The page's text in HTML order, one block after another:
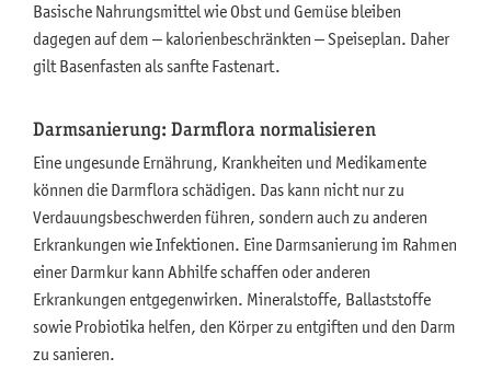
Basische Nahrungsmittel wie Obst und Gemüse bleiben
dagegen auf dem – kalorienbeschränkten – Speiseplan. Daher
gilt Basenfasten als sanfte Fastenart.
Darmsanierung: Darmflora normalisieren
Eine ungesunde Ernährung, Krankheiten und Medikamente
können die Darmflora schädigen. Das kann nicht nur zu
Verdauungsbeschwerden führen, sondern auch zu anderen
Erkrankungen wie Infektionen. Eine Darmsanierung im Rahmen
einer Darmkur kann Abhilfe schaffen oder anderen
Erkrankungen entgegenwirken. Mineralstoffe, Ballaststoffe
sowie Probiotika helfen, den Körper zu entgiften und den Darm
zu sanieren.